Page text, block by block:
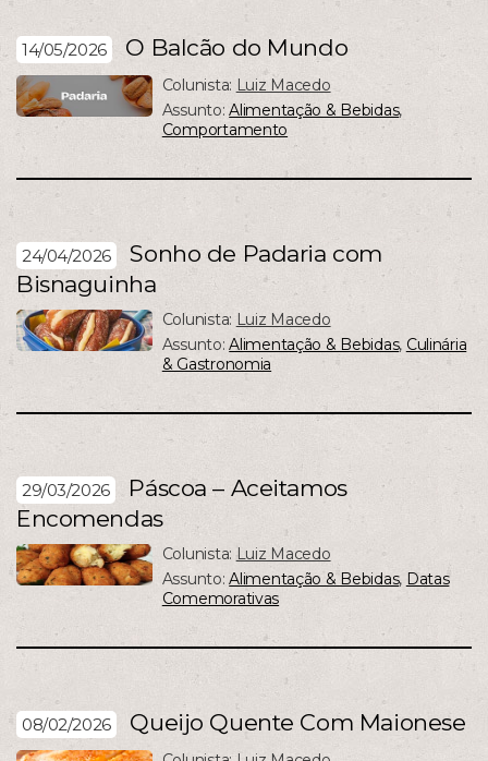
14/05/2026 O Balcão do Mundo
Colunista: Luiz Macedo
Assunto:Alimentação & Bebidas,
Comportamento
24/04/2026
Sonho de Padaria com
Bisnaguinha
Colunista: Luiz Macedo
Assunto:Alimentação & Bebidas, Culinária
& Gastronomia
29/03/2026
Páscoa – Aceitamos
Encomendas
Colunista: Luiz Macedo
Assunto:Alimentação & Bebidas, Datas
Comemorativas
08/02/2026 Queijo Quente Com Maionese